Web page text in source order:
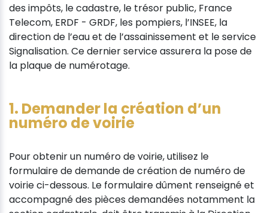
des impôts, le cadastre, le trésor public, France
Telecom, ERDF - GRDF, les pompiers, l’INSEE, la
direction de l’eau et de l’assainissement et le service
Signalisation. Ce dernier service assurera la pose de
la plaque de numérotage.
1. Demander la création d’un
numéro de voirie
Pour obtenir un numéro de voirie, utilisez le
formulaire de demande de création de numéro de
voirie ci-dessous. Le formulaire dûment renseigné et
accompagné des pièces demandées notamment la